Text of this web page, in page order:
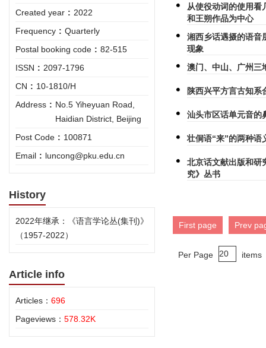
Created year : 2022
Frequency : Quarterly
Postal booking code : 82-515
ISSN : 2097-1796
CN : 10-1810/H
Address : No.5 Yiheyuan Road,
Haidian District, Beijing
Post Code : 100871
Email : luncong@pku.edu.cn
History
2022年继承：《语言学论丛(集刊)》
（1957-2022）
Article info
Articles： 696
Pageviews： 578.32K
从使役动词的使用
和王朔作品为中心
湘西乡话遇摄的语
现象
澳门、中山、广州三
陕西兴平方言古知系
汕头市区话单元音
壮侗语“来”的两种语
北京话文献出版和
究》丛书
First page Prev
Per Page items